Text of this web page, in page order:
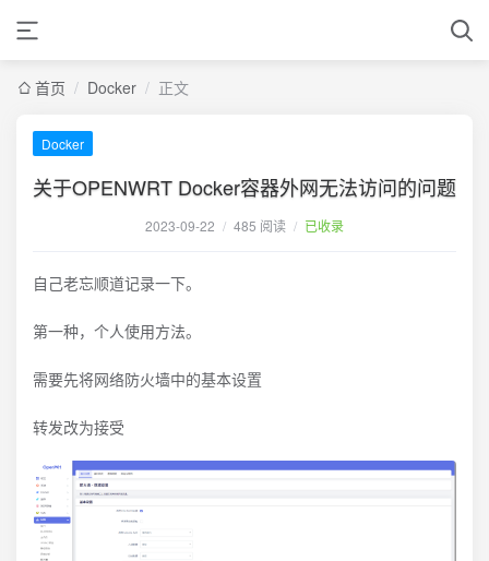
首页 / Docker / 正文
Docker
关于OPENWRT Docker容器外网无法访问的问题
2023-09-22 / 485 阅读 / 已收录
自己老忘顺道记录一下。
第一种，个人使用方法。
需要先将网络防火墙中的基本设置
转发改为接受